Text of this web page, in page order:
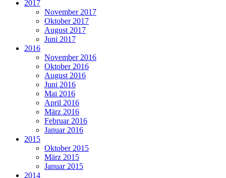
2017
November 2017
Oktober 2017
August 2017
Juni 2017
2016
November 2016
Oktober 2016
August 2016
Juni 2016
Mai 2016
April 2016
März 2016
Februar 2016
Januar 2016
2015
Oktober 2015
März 2015
Januar 2015
2014